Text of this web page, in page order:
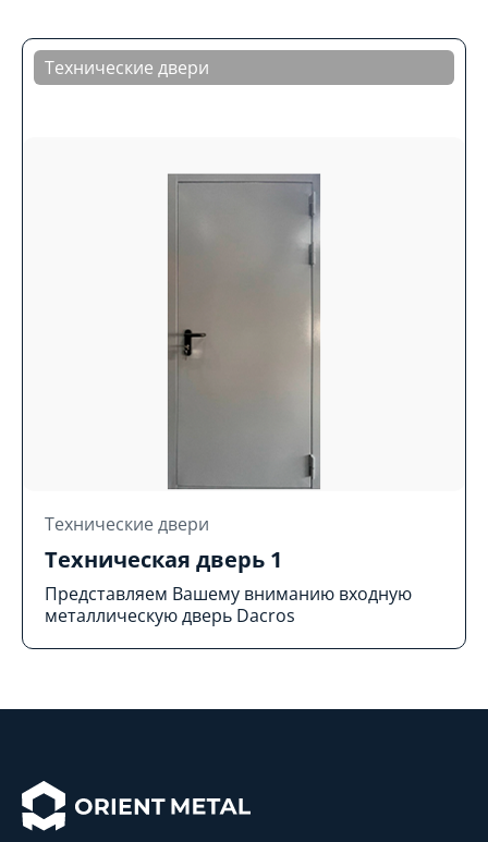
Технические двери
Технические двери
Техническая дверь 1
Представляем Вашему вниманию входную
металлическую дверь Dacros